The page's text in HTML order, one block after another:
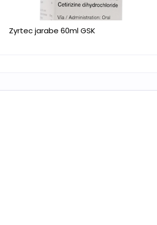
Zyrtec jarabe 60ml GSK